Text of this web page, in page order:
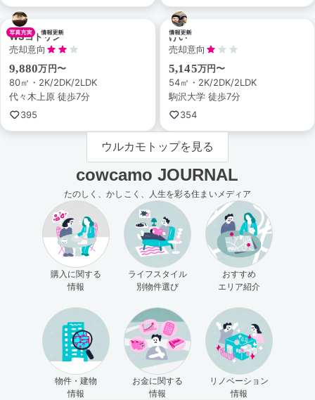
WSコトリン
売却意向
9,880万円〜
80㎡・2K/2DK/2LDK
代々木上原 徒歩7分
395
けい
売却意向
5,145万円〜
54㎡・2K/2DK/2LDK
駒沢大学 徒歩7分
354
ウルカモトップを見る
cowcamo JOURNAL
たのしく、かしこく、人生を彩る住まいメディア
購入に関する
情報
ライフスタイル
別物件選び
おすすめ
エリア紹介
物件・建物
情報
お金に関する
情報
リノベーション
情報